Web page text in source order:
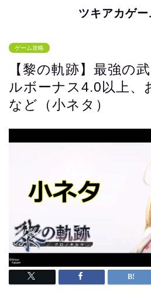
ツキアカゲ
ゲーム攻略
【黎の軌跡】最強の
ルボーナス4.0以上、
など（小ネタ）